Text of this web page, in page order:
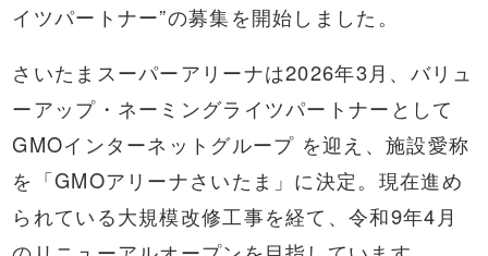
イツパートナー”の募集を開始しました。
さいたまスーパーアリーナは2026年3月、バリュ
ーアップ・ネーミングライツパートナーとして
GMOインターネットグループ を迎え、施設愛称
を「GMOアリーナさいたま」に決定。現在進め
られている大規模改修工事を経て、令和9年4月